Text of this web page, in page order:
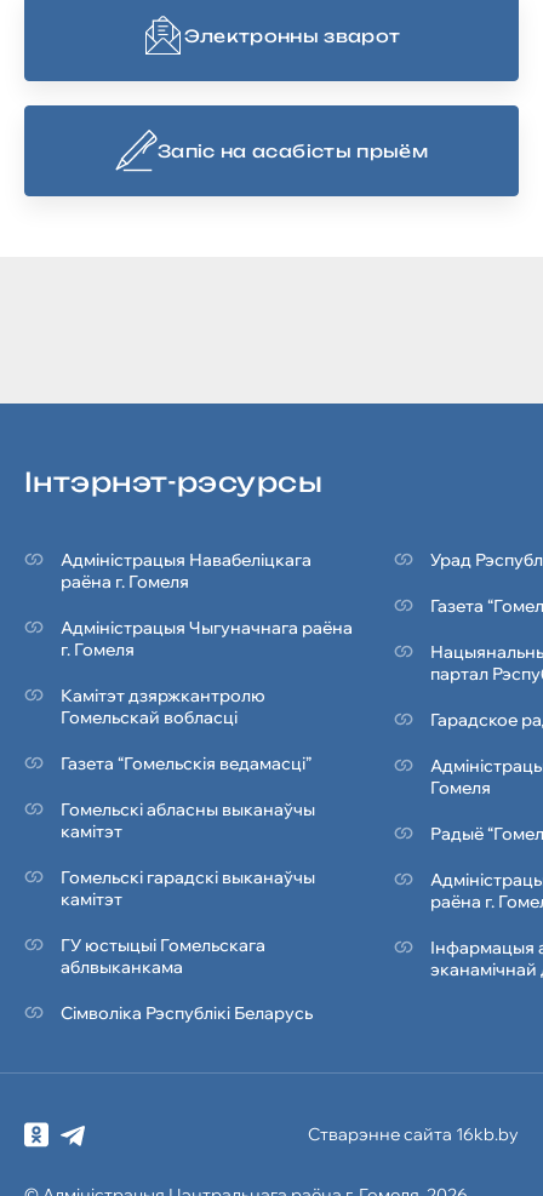
Электронны зварот
Запіс на асабісты прыём
Iнтэрнэт-рэсурсы
Адміністрацыя Навабеліцкага
раёна г. Гомеля
Адміністрацыя Чыгуначнага раёна
г. Гомеля
Камітэт дзяржкантролю
Гомельскай вобласці
Газета “Гомельскія ведамасці”
Гомельскі абласны выканаўчы
камітэт
Гомельскі гарадскі выканаўчы
камітэт
ГУ юстыцыі Гомельскага
аблвыканкама
Сімволіка Рэcпублiкi Беларусь
Урад
Газета
партал
Гарадское
Гомеля
Радыё
раёна г.
Інфармацыя
эканамічнай
Стварэнне сайта 16kb.by